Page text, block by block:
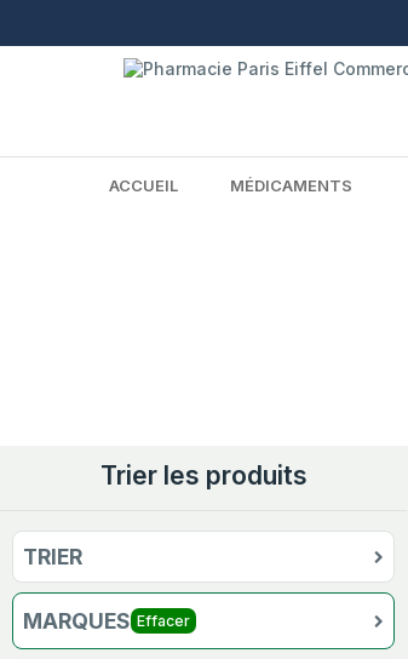
ACCUEIL MÉDICAMENTS
Trier les produits
TRIER
MARQUES Effacer